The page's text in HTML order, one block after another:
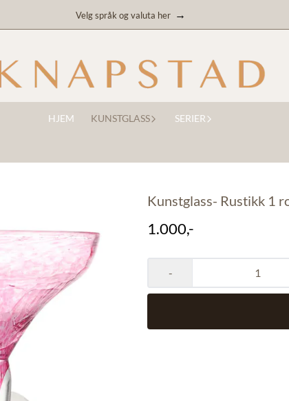
Velg språk og valuta her →
HJEM KUNSTGLASS SERIER
Kunstglass- Rustikk 1
1.000,-
-